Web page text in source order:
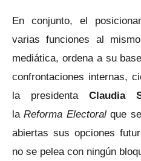
En conjunto, el
varias funciones al
mediática, ordena a su
confrontaciones internas,
la presidenta
Claudia
la Reforma Electoral que
abiertas sus opciones
no se pelea con ningún